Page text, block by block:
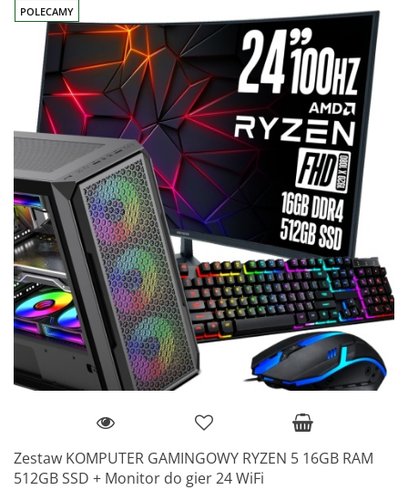
POLECAMY
Zestaw KOMPUTER GAMINGOWY RYZEN 5 16GB RAM
512GB SSD + Monitor do gier 24 WiFi